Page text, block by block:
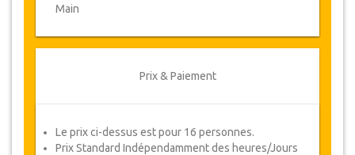
redirigé vers détails YourCard pour entrer vos
votre Coupon de service automatiquement.
Main
Prix & Paiement
Le prix ci-dessus est pour 16 personnes.
Prix Standard Indépendamment des heures/Jours